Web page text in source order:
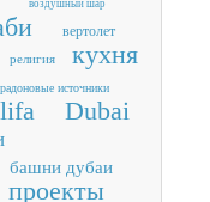
воздушный шар
вертолет
религия
кухня
радоновые источники
Dubai
башни дубаи
проекты